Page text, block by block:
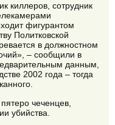
киллеров, сотрудник
фигурантом
Политковской
в должностном
– сообщили в
данным,
2002 года – тогда
чеченцев,
убийства.